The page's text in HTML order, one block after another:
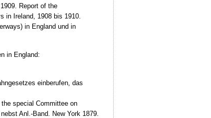
Report of the
in Ireland, 1908 bis 1910.
in England und in
in England:
einberufen, das
special Committee on
nebst Anl.-Band. New York 1879.